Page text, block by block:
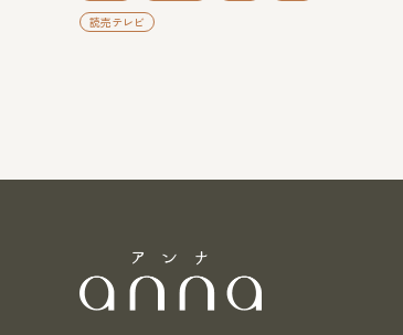
読売テレビ